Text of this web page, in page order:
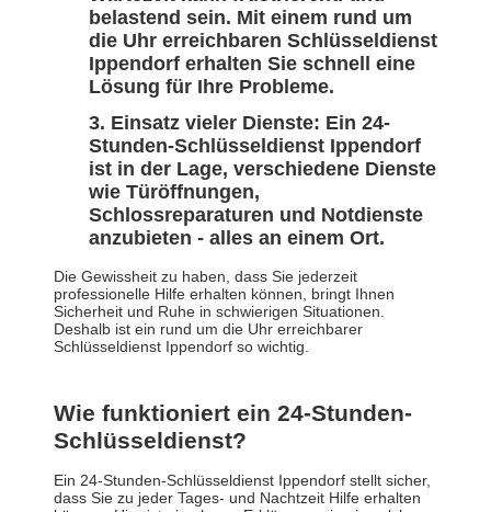
belastend sein. Mit einem rund um
die Uhr erreichbaren Schlüsseldienst
Ippendorf erhalten Sie schnell eine
Lösung für Ihre Probleme.
Einsatz vieler Dienste: Ein 24-
Stunden-Schlüsseldienst Ippendorf
ist in der Lage, verschiedene Dienste
wie Türöffnungen,
Schlossreparaturen und Notdienste
anzubieten - alles an einem Ort.
Die Gewissheit zu haben, dass Sie jederzeit
professionelle Hilfe erhalten können, bringt Ihnen
Sicherheit und Ruhe in schwierigen Situationen.
Deshalb ist ein rund um die Uhr erreichbarer
Schlüsseldienst Ippendorf so wichtig.
Wie funktioniert ein 24-Stunden-
Schlüsseldienst?
Ein 24-Stunden-Schlüsseldienst Ippendorf stellt sicher,
dass Sie zu jeder Tages- und Nachtzeit Hilfe erhalten